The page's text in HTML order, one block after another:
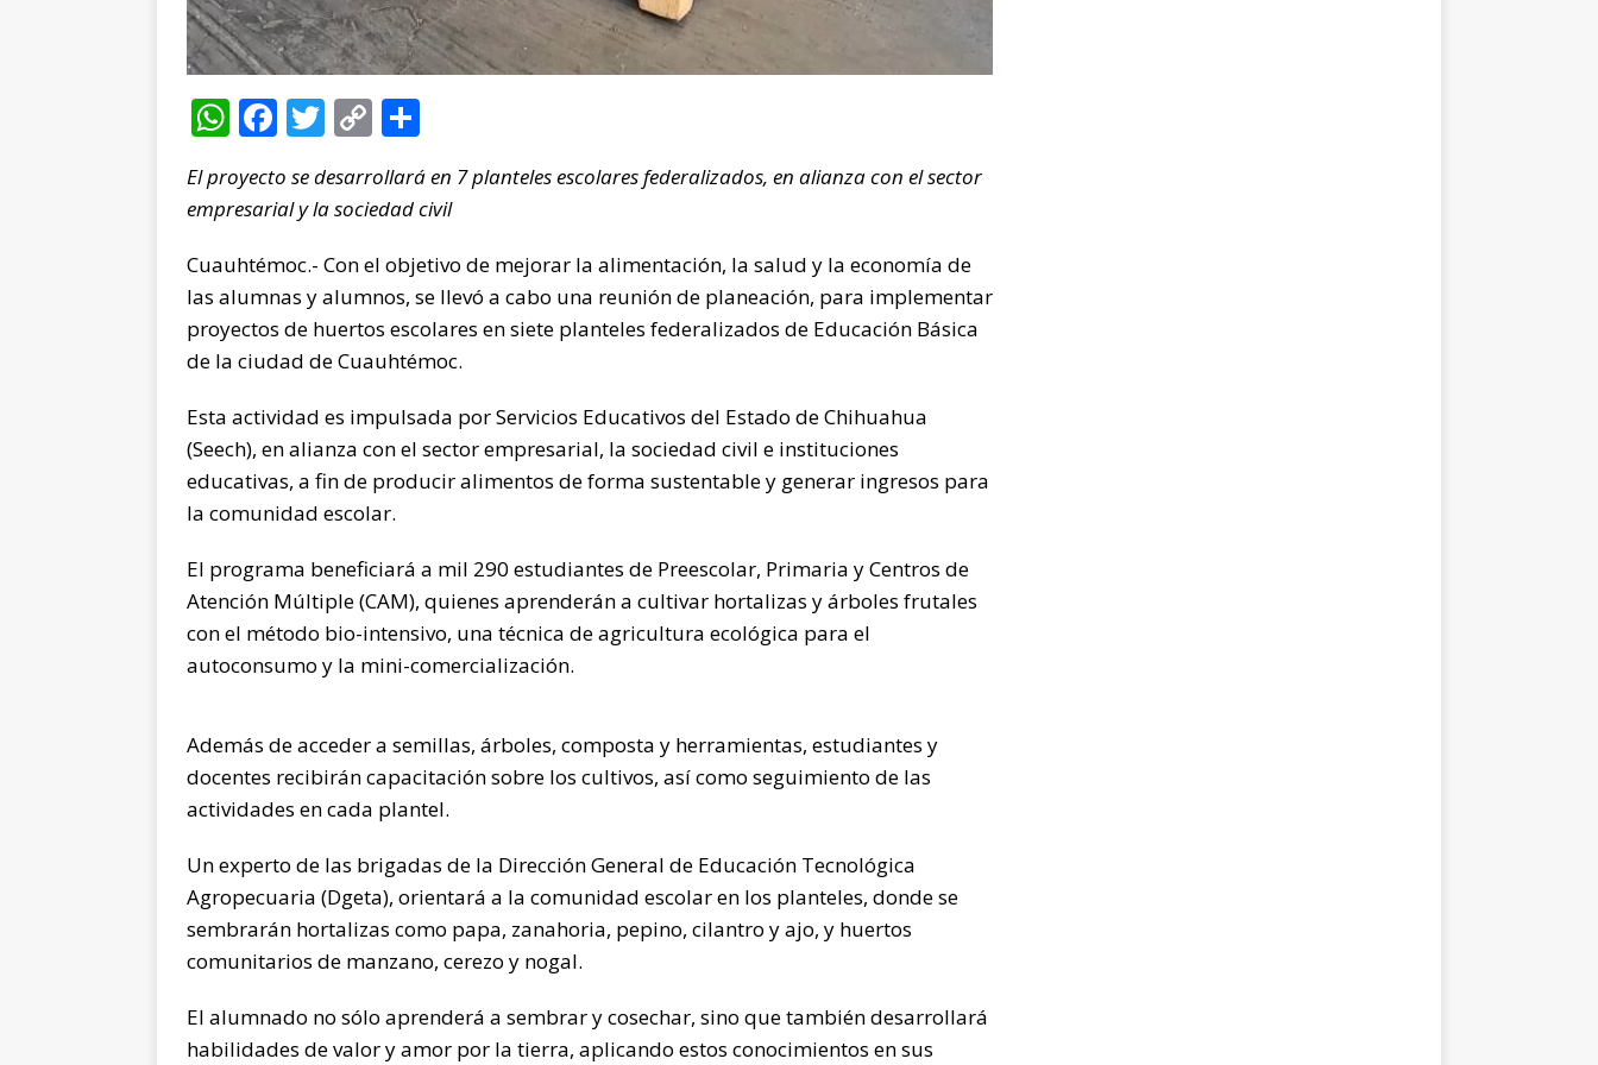
W
at
s
A
p
p
F
c
e
b
o
o
k
T
it
te
r
C
p
y
Li
n
k
m
p
ar
ti
r
El proyecto se desarrollará en 7 planteles escolares federalizados, en alianza con el sector
empresarial y la sociedad civil
Cuauhtémoc.- Con el objetivo de mejorar la alimentación, la salud y la economía de
las alumnas y alumnos, se llevó a cabo una reunión de planeación, para implementar
proyectos de huertos escolares en siete planteles federalizados de Educación Básica
de la ciudad de Cuauhtémoc.
Esta actividad es impulsada por Servicios Educativos del Estado de Chihuahua
(Seech), en alianza con el sector empresarial, la sociedad civil e instituciones
educativas, a fin de producir alimentos de forma sustentable y generar ingresos para
la comunidad escolar.
El programa beneficiará a mil 290 estudiantes de Preescolar, Primaria y Centros de
Atención Múltiple (CAM), quienes aprenderán a cultivar hortalizas y árboles frutales
con el método bio-intensivo, una técnica de agricultura ecológica para el
autoconsumo y la mini-comercialización.
Además de acceder a semillas, árboles, composta y herramientas, estudiantes y
docentes recibirán capacitación sobre los cultivos, así como seguimiento de las
actividades en cada plantel.
Un experto de las brigadas de la Dirección General de Educación Tecnológica
Agropecuaria (Dgeta), orientará a la comunidad escolar en los planteles, donde se
sembrarán hortalizas como papa, zanahoria, pepino, cilantro y ajo, y huertos
comunitarios de manzano, cerezo y nogal.
El alumnado no sólo aprenderá a sembrar y cosechar, sino que también desarrollará
habilidades de valor y amor por la tierra, aplicando estos conocimientos en sus